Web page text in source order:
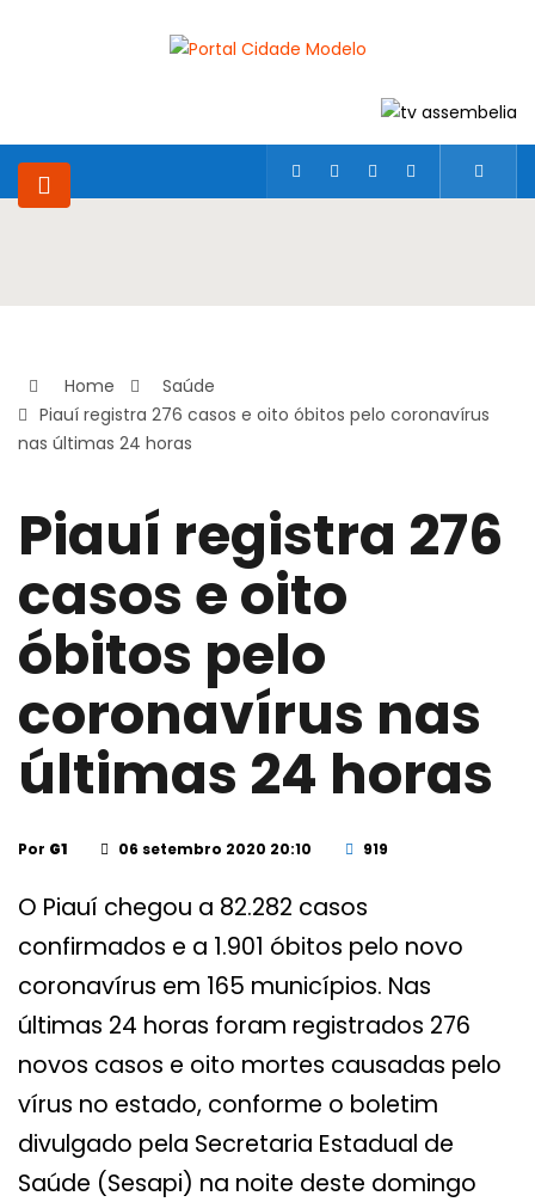
Home
Saúde
Piauí registra 276 casos e oito óbitos pelo coronavírus
nas últimas 24 horas
Piauí registra 276
casos e oito
óbitos pelo
coronavírus nas
últimas 24 horas
Por G1 06 setembro 2020 20:10 919
O Piauí chegou a 82.282 casos
confirmados e a 1.901 óbitos pelo novo
coronavírus em 165 municípios. Nas
últimas 24 horas foram registrados 276
novos casos e oito mortes causadas pelo
vírus no estado, conforme o boletim
divulgado pela Secretaria Estadual de
Saúde (Sesapi) na noite deste domingo